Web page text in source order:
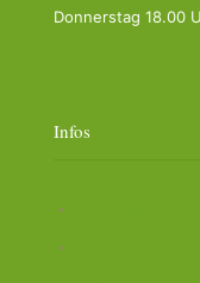
Donnerstag 18.00
Infos